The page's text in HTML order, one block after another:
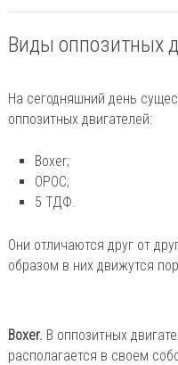
Виды оппозитных
На сегодняшний день
оппозитных двигателей:
Boxer;
OPOC;
5 ТДФ.
Они отличаются друг от
образом в них движутся
Boxer. В оппозитных
располагается в своем